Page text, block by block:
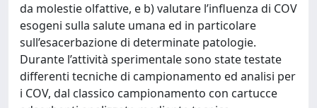
da molestie olfattive, e b) valutare l’influenza di COV
esogeni sulla salute umana ed in particolare
sull’esacerbazione di determinate patologie.
Durante l’attività sperimentale sono state testate
differenti tecniche di campionamento ed analisi per
i COV, dal classico campionamento con cartucce